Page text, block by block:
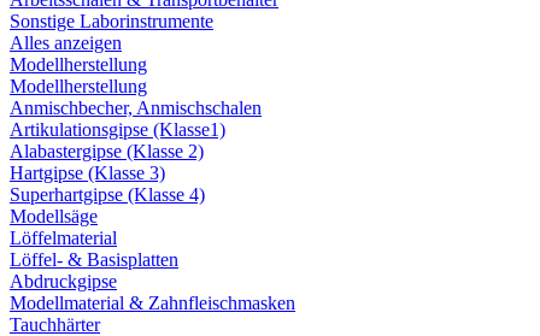
Sonstige Laborinstrumente
Alles anzeigen
Modellherstellung
Modellherstellung
Anmischbecher, Anmischschalen
Artikulationsgipse (Klasse1)
Alabastergipse (Klasse 2)
Hartgipse (Klasse 3)
Superhartgipse (Klasse 4)
Modellsäge
Löffelmaterial
Löffel- & Basisplatten
Abdruckgipse
Modellmaterial & Zahnfleischmasken
Tauchhärter